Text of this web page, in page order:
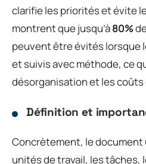
clarifie les priorités et évite
montrent que jusqu’à80%
peuvent être évités lorsque
et suivis avec méthode, ce
désorganisation et les coûts
Définition et
Concrètement, le document
unités de travail, les tâches,